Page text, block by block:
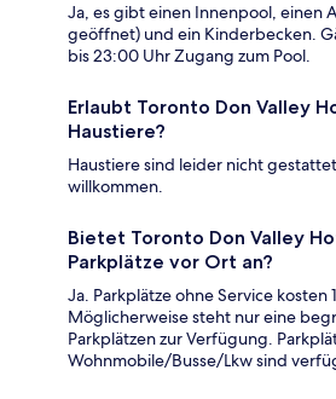
Ja, es gibt einen Innenpool, einen
geöffnet) und ein Kinderbecken.
bis 23:00 Uhr Zugang zum Pool.
Erlaubt Toronto Don Valley
Haustiere?
Haustiere sind leider nicht
willkommen.
Bietet Toronto Don Valley
Parkplätze vor Ort an?
Ja. Parkplätze ohne Service kosten
Möglicherweise steht nur eine
Parkplätzen zur Verfügung.
Wohnmobile/Busse/Lkw sind